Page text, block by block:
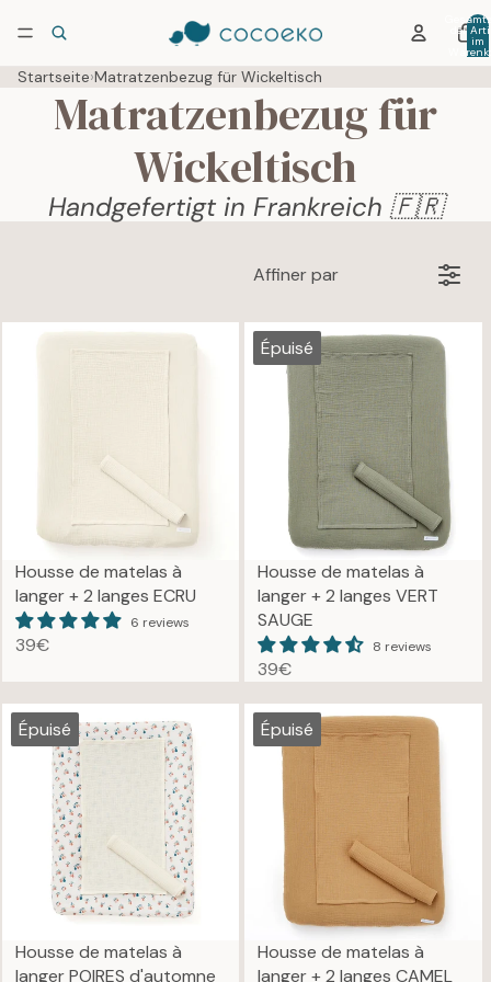
der
im
Startseite›Matratzenbezug für Wickeltisch
Matratzenbezug für
Wickeltisch
Handgefertigt in Frankreich 🇫🇷
Affiner par
Housse de matelas à
langer + 2 langes ECRU
6 reviews
R
G
U
L
3
9
39€
Épuisé
Housse de matelas à
langer + 2 langes VERT
SAUGE
8 reviews
R
E
G
U
E
3
39€
Épuisé
Housse de matelas à
langer POIRES d'automne
Épuisé
Housse de matelas à
langer + 2 langes CAMEL